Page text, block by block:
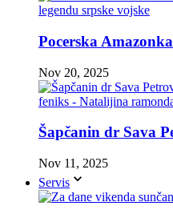
Pocerska
Nov 20, 2025
Šapčanin dr Sava
Nov 11, 2025
Servis